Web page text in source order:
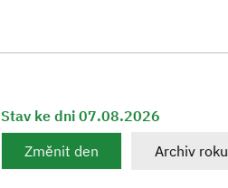
Stav ke dni 07.08.2026
Změnit den
Archiv roku